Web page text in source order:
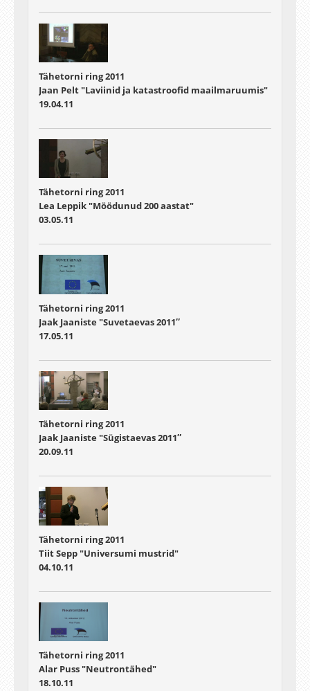
Tähetorni ring 2011
Jaan Pelt "Laviinid ja katastroofid maailmaruumis"
19.04.11
Tähetorni ring 2011
Lea Leppik "Möödunud 200 aastat"
03.05.11
Tähetorni ring 2011
Jaak Jaaniste "Suvetaevas 2011″
17.05.11
Tähetorni ring 2011
Jaak Jaaniste "Sügistaevas 2011″
20.09.11
Tähetorni ring 2011
Tiit Sepp "Universumi mustrid"
04.10.11
Tähetorni ring 2011
Alar Puss "Neutrontähed"
18.10.11